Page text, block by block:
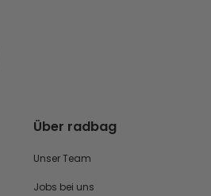
Über radbag
Unser Team
Jobs bei uns